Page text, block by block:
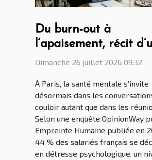
Du burn-out à
l’apaisement, récit
cadre parisien
Dimanche 26 juillet 2026 09:32
À Paris, la santé mentale s’invite
désormais dans les
couloir autant que dans les
Selon une enquête OpinionWay
Empreinte Humaine publiée en
44 % des salariés français se
en détresse psychologique, un